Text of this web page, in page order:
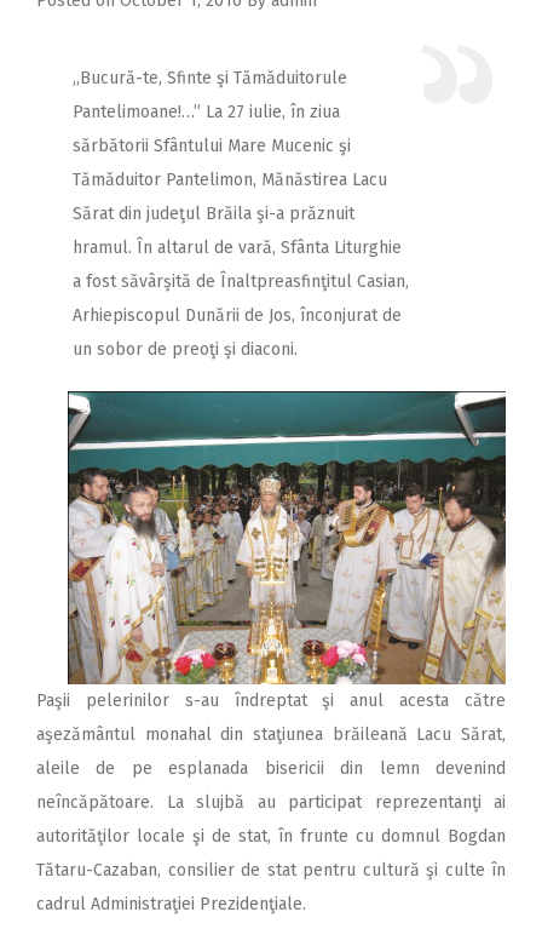
2018
,,Bucură-te, Sfinte şi Tămăduitorule
Pantelimoane!…” La 27 iulie, în ziua
sărbătorii Sfântului Mare Mucenic şi
Tămăduitor Pantelimon, Mănăstirea Lacu
Sărat din judeţul Brăila şi-a prăznuit
hramul. În altarul de vară, Sfânta Liturghie
a fost săvârşită de Înaltpreasfinţitul Casian,
Arhiepiscopul Dunării de Jos, înconjurat de
un sobor de preoţi şi diaconi.
Paşii pelerinilor s-au îndreptat şi anul acesta către
aşezământul monahal din staţiunea brăileană Lacu Sărat,
aleile de pe esplanada bisericii din lemn devenind
neîncăpătoare. La slujbă au participat reprezentanţi ai
autorităţilor locale şi de stat, în frunte cu domnul Bogdan
Tătaru-Cazaban, consilier de stat pentru cultură şi culte în
cadrul Administraţiei Prezidenţiale.